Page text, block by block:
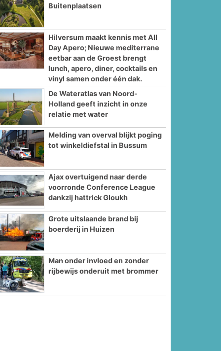
Buitenplaatsen
Hilversum maakt kennis met All
Day Apero; Nieuwe mediterrane
eetbar aan de Groest brengt
lunch, apero, diner, cocktails en
vinyl samen onder één dak.
De Wateratlas van Noord-
Holland geeft inzicht in onze
relatie met water
Melding van overval blijkt poging
tot winkeldiefstal in Bussum
Ajax overtuigend naar derde
voorronde Conference League
dankzij hattrick Gloukh
Grote uitslaande brand bij
boerderij in Huizen
Man onder invloed en zonder
rijbewijs onderuit met brommer